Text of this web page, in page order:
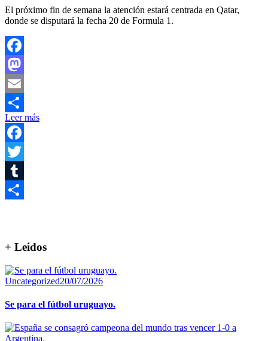
El próximo fin de semana la atención estará centrada en Qatar,
donde se disputará la fecha 20 de Formula 1.
Facebook
Mastodon
Email
Compartir
Leer más
Facebook
Twitter
Tumblr
+ Leidos
Uncategorized20/07/2026
Se para el fútbol uruguayo.